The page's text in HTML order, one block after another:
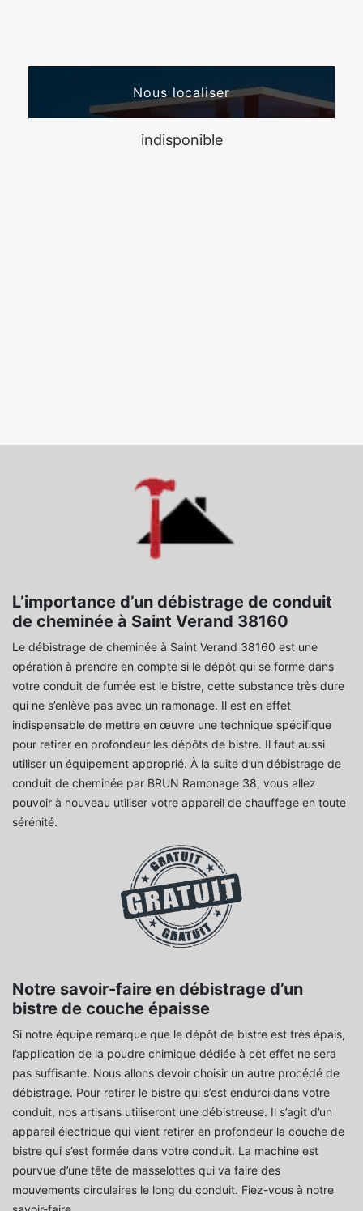
Nous localiser
indisponible
L’importance d’un débistrage de conduit
de cheminée à Saint Verand 38160
Le débistrage de cheminée à Saint Verand 38160 est une
opération à prendre en compte si le dépôt qui se forme dans
votre conduit de fumée est le bistre, cette substance très dure
qui ne s’enlève pas avec un ramonage. Il est en effet
indispensable de mettre en œuvre une technique spécifique
pour retirer en profondeur les dépôts de bistre. Il faut aussi
utiliser un équipement approprié. À la suite d’un débistrage de
conduit de cheminée par BRUN Ramonage 38, vous allez
pouvoir à nouveau utiliser votre appareil de chauffage en toute
sérénité.
Notre savoir-faire en débistrage d’un
bistre de couche épaisse
Si notre équipe remarque que le dépôt de bistre est très épais,
l’application de la poudre chimique dédiée à cet effet ne sera
pas suffisante. Nous allons devoir choisir un autre procédé de
débistrage. Pour retirer le bistre qui s’est endurci dans votre
conduit, nos artisans utiliseront une débistreuse. Il s’agit d’un
appareil électrique qui vient retirer en profondeur la couche de
bistre qui s’est formée dans votre conduit. La machine est
pourvue d’une tête de masselottes qui va faire des
mouvements circulaires le long du conduit. Fiez-vous à notre